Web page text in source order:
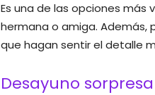
Es una de las opciones más
hermana o amiga. Además,
que hagan sentir el detalle
Desayuno